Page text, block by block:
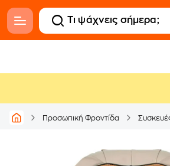
Προσωπική Φροντίδα